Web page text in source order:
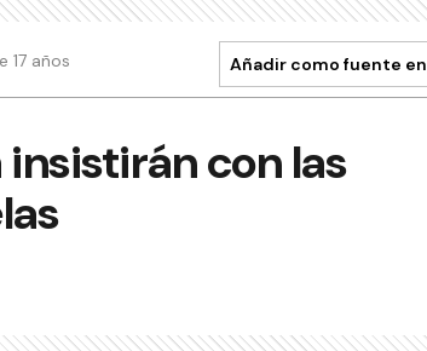
17 años Añadir como fuente en
con las